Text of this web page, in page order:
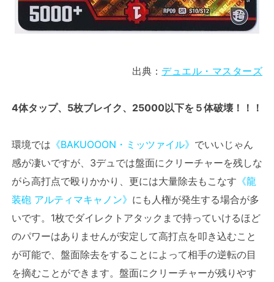
出典： デュエル・マスターズ
4体タップ、5枚ブレイク、25000以下を５体破壊！！！
環境では 《BAKUOOON・ミッツァイル》 でいいじゃん
感が凄いですが、3デュでは盤面にクリーチャーを残しな
がら高打点で殴りかかり、更には大量除去もこなす 《龍
装砲 アルティマキャノン》 にも人権が発生する場合が多
いです。1枚でダイレクトアタックまで持っていけるほど
のパワーはありませんが安定して高打点を叩き込むこと
が可能で、盤面除去をすることによって相手の逆転の目
を摘むことができます。盤面にクリーチャーが残りやす